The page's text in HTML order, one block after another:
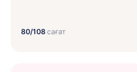
80/108сағат